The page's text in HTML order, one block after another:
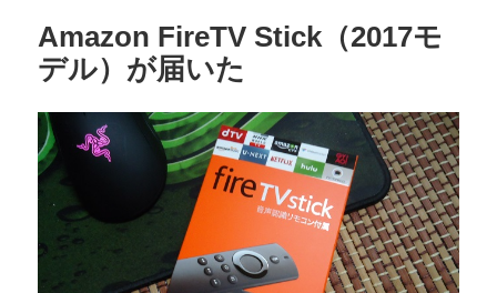
Amazon FireTV Stick（2017モ
デル）が届いた